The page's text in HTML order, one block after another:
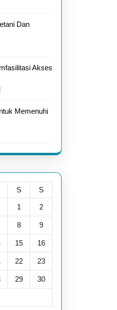
Dan
Akses
Memenuhi
S S
1 2
8 9
15 16
22 23
29 30